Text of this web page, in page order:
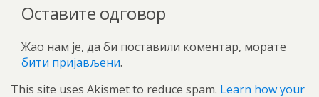
Оставите одговор
Жао нам је, да би поставили коментар, морате
бити пријављени.
This site uses Akismet to reduce spam. Learn how your